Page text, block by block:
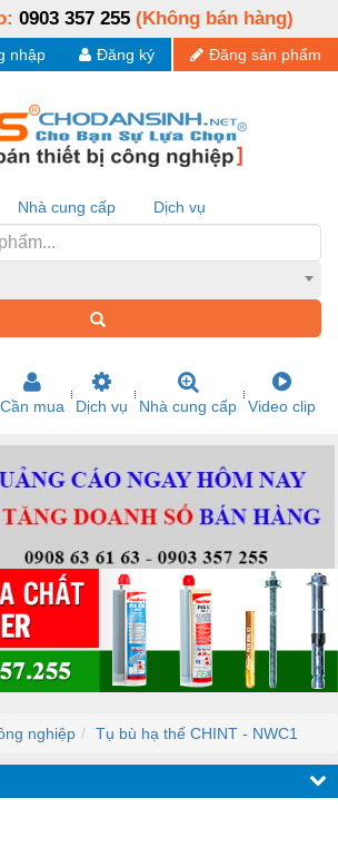
0903 357 255 (Không bán hàng)
Đăng sản phẩm
Đăng ký
nhập
Nhà cung cấp Dịch vụ
Cần mua Dịch vụ Nhà cung cấp Video clip
nghiệp Tụ bù hạ thế CHINT - NWC1